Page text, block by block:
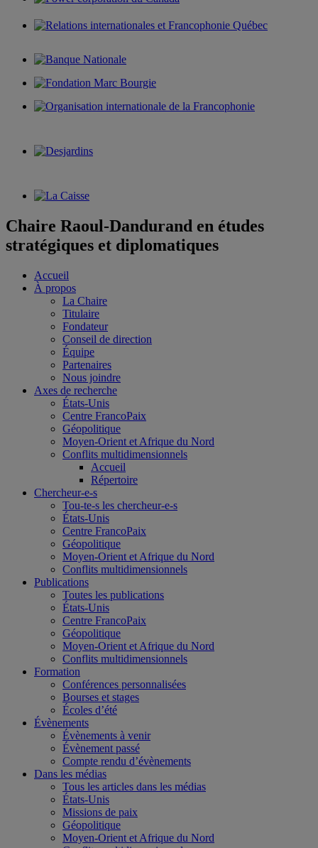
Chaire Raoul-Dandurand en études
stratégiques et diplomatiques
Accueil
À propos
La Chaire
Titulaire
Fondateur
Conseil de direction
Équipe
Partenaires
Nous joindre
Axes de recherche
États-Unis
Centre FrancoPaix
Géopolitique
Moyen-Orient et Afrique du Nord
Conflits multidimensionnels
Accueil
Répertoire
Chercheur-e-s
Tou-te-s les chercheur-e-s
États-Unis
Centre FrancoPaix
Géopolitique
Moyen-Orient et Afrique du Nord
Conflits multidimensionnels
Publications
Toutes les publications
États-Unis
Centre FrancoPaix
Géopolitique
Moyen-Orient et Afrique du Nord
Conflits multidimensionnels
Formation
Conférences personnalisées
Bourses et stages
Écoles d’été
Évènements
Évènements à venir
Évènement passé
Compte rendu d’évènements
Dans les médias
Tous les articles dans les médias
États-Unis
Missions de paix
Géopolitique
Moyen-Orient et Afrique du Nord